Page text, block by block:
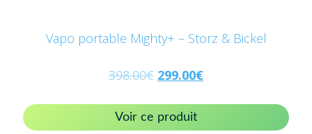
Vapo portable Mighty+ – Storz & Bickel
398.00€ 299.00€
Voir ce produit